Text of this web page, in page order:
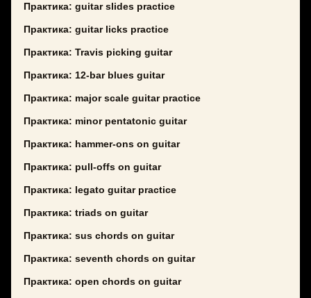
Практика: guitar slides practice
Практика: guitar licks practice
Практика: Travis picking guitar
Практика: 12-bar blues guitar
Практика: major scale guitar practice
Практика: minor pentatonic guitar
Практика: hammer-ons on guitar
Практика: pull-offs on guitar
Практика: legato guitar practice
Практика: triads on guitar
Практика: sus chords on guitar
Практика: seventh chords on guitar
Практика: open chords on guitar